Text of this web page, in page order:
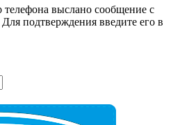
выслано сообщение с
подтверждения введите его в